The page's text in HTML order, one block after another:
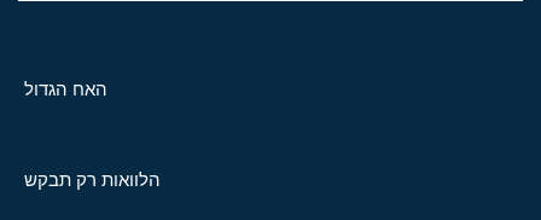
האח הגדול
הלוואות רק תבקש